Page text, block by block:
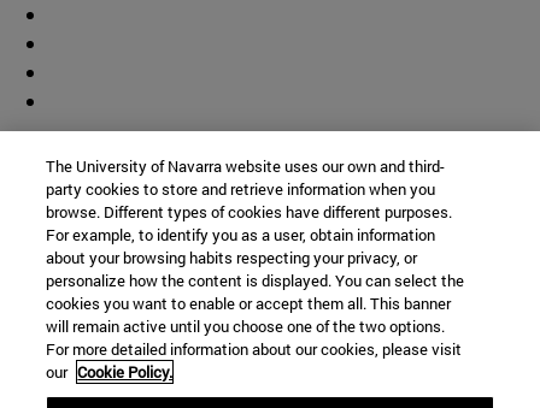
The University of Navarra website uses our own and third-
party cookies to store and retrieve information when you
browse. Different types of cookies have different purposes.
For example, to identify you as a user, obtain information
about your browsing habits respecting your privacy, or
personalize how the content is displayed. You can select the
cookies you want to enable or accept them all. This banner
will remain active until you choose one of the two options.
For more detailed information about our cookies, please visit
our Cookie Policy.